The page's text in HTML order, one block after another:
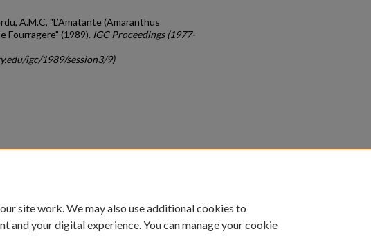
A.M.C, "L’Amatante (Amaranthus
Fourragere" (1989). IGC Proceedings (1977-
igc/1989/session3/9)
University of Kentucky ®
site work. We may also use additional cookies to
and your digital experience. You can manage your cookie